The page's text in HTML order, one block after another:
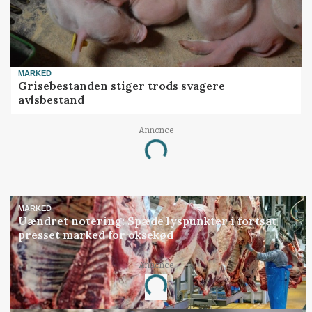
MARKED
Grisebestanden stiger trods svagere
avlsbestand
Annonce
Loading...
MARKED
Uændret notering: Spæde lyspunkter i fortsat
presset marked for oksekød
Annonce
Loading...